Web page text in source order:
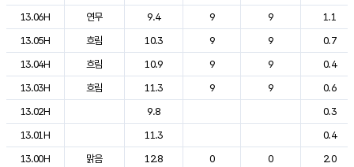
13.06H
연무 9.4 9 9
1.1
13.05H
흐림 10.3 9 9
0.7
13.04H
흐림 10.9 9 9
0.4
13.03H
흐림 11.3 9 9
0.6
13.02H
9.8
0.3
13.01H
11.3
0.4
13.00H
맑음 12.8 0 0
2.0